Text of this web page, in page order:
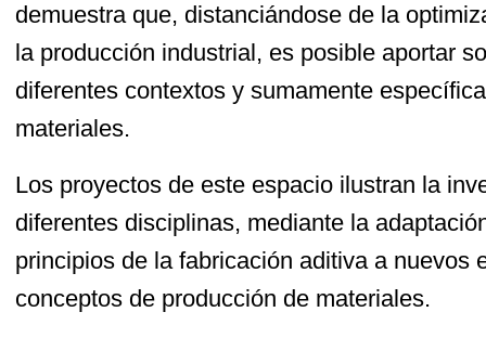
demuestra que, distanciándose de la
la producción industrial, es posible aportar
diferentes contextos y sumamente
materiales.
Los proyectos de este espacio ilustran la
diferentes disciplinas, mediante la
principios de la fabricación aditiva a nuevos
conceptos de producción de materiales.